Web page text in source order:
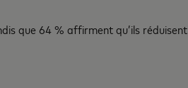
que 64 % affirment qu’ils réduisent